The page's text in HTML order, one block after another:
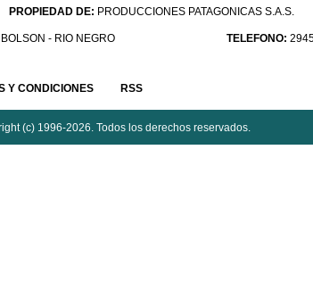
PROPIEDAD DE: PRODUCCIONES PATAGONICAS S.A.S.
- RIO NEGRO TELEFONO:
Y CONDICIONES RSS
(c) 1996-2026. Todos los derechos reservados.